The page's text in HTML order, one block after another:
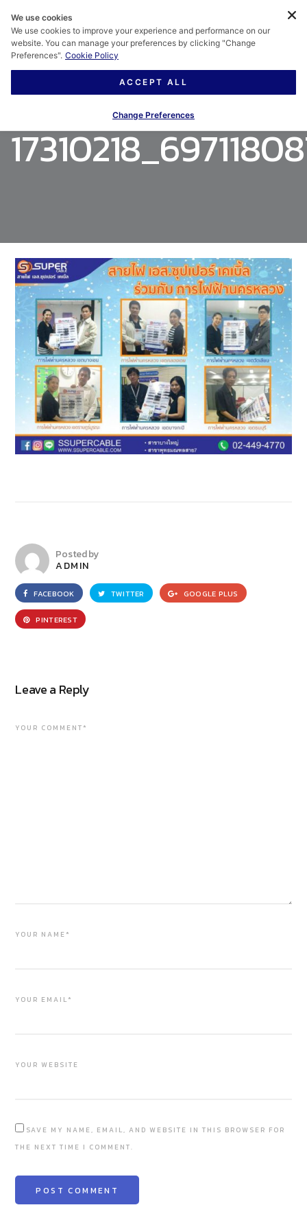
Posted by
ADMIN
FACEBOOK TWITTER GOOGLE PLUS
PINTEREST
Leave a Reply
YOUR COMMENT*
YOUR NAME*
YOUR EMAIL*
YOUR WEBSITE
SAVE MY NAME, EMAIL, AND WEBSITE IN THIS BROWSER FOR
THE NEXT TIME I COMMENT.
We use cookies
We use cookies to improve your experience and performance on our
website. You can manage your preferences by clicking "Change
Preferences". Cookie Policy
ACCEPT ALL
Change Preferences